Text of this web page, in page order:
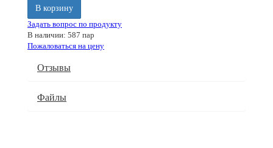
В корзину
Задать вопрос по продукту
В наличии: 587 пар
Пожаловаться на цену
Отзывы
Файлы